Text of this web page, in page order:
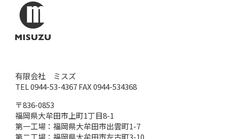
有限会社 ミスズ
TEL 0944-53-4367 FAX 0944-534368
〒836-0853
福岡県大牟田市上町1丁目8-1
第一工場：福岡県大牟田市出雲町1-7
第二工場：福岡県大牟田市左古町3-10